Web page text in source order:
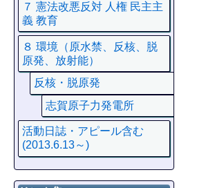
７ 憲法改悪反対 人権 民主主
義 教育
８ 環境（原水禁、反核、脱
原発、放射能）
反核・脱原発
志賀原子力発電所
活動日誌・アピール含む
(2013.6.13～)